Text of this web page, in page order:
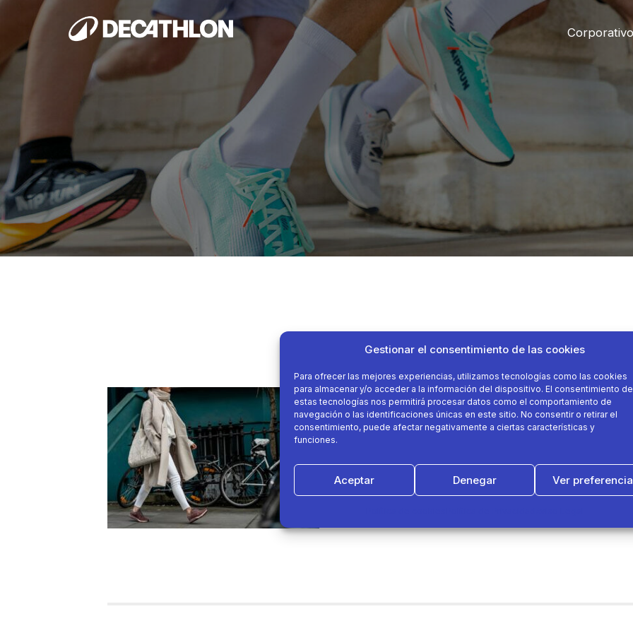
Gestionar el consentimiento de las cookies
Para ofrecer las mejores experiencias, utilizamos tecnologías como las cookies
para almacenar y/o acceder a la información del dispositivo. El consentimiento de
estas tecnologías nos permitirá procesar datos como el comportamiento de
navegación o las identificaciones únicas en este sitio. No consentir o retirar el
consentimiento, puede afectar negativamente a ciertas características y
funciones.
Aceptar Denegar Ver
Corporativo